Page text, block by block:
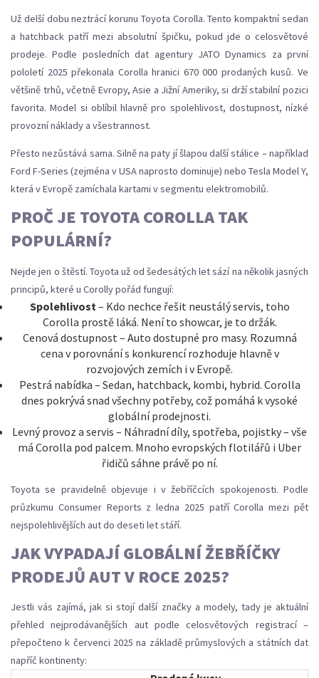
Už delší dobu neztrácí korunu Toyota Corolla. Tento kompaktní sedan
a hatchback patří mezi absolutní špičku, pokud jde o celosvětové
prodeje. Podle posledních dat agentury JATO Dynamics za první
pololetí 2025 překonala Corolla hranici 670 000 prodaných kusů. Ve
většině trhů, včetně Evropy, Asie a Jižní Ameriky, si drží stabilní pozici
favorita. Model si oblíbil hlavně pro spolehlivost, dostupnost, nízké
provozní náklady a všestrannost.
Přesto nezůstává sama. Silně na paty jí šlapou další stálice – například
Ford F-Series (zejména v USA naprosto dominuje) nebo Tesla Model Y,
která v Evropě zamíchala kartami v segmentu elektromobilů.
PROČ JE TOYOTA COROLLA TAK
POPULÁRNÍ?
Nejde jen o štěstí. Toyota už od šedesátých let sází na několik jasných
principů, které u Corolly pořád fungují:
Spolehlivost – Kdo nechce řešit neustálý servis, toho
Corolla prostě láká. Není to showcar, je to držák.
Cenová dostupnost – Auto dostupné pro masy. Rozumná
cena v porovnání s konkurencí rozhoduje hlavně v
rozvojových zemích i v Evropě.
Pestrá nabídka – Sedan, hatchback, kombi, hybrid. Corolla
dnes pokrývá snad všechny potřeby, což pomáhá k vysoké
globální prodejnosti.
Levný provoz a servis – Náhradní díly, spotřeba, pojistky – vše
má Corolla pod palcem. Mnoho evropských flotilářů i Uber
řidičů sáhne právě po ní.
Toyota se pravidelně objevuje i v žebříčcích spokojenosti. Podle
průzkumu Consumer Reports z ledna 2025 patří Corolla mezi pět
nejspolehlivějších aut do deseti let stáří.
JAK VYPADAJÍ GLOBÁLNÍ ŽEBŘÍČKY
PRODEJŮ AUT V ROCE 2025?
Jestli vás zajímá, jak si stojí další značky a modely, tady je aktuální
přehled nejprodávanějších aut podle celosvětových registrací –
přepočteno k červenci 2025 na základě průmyslových a státních dat
napříč kontinenty: